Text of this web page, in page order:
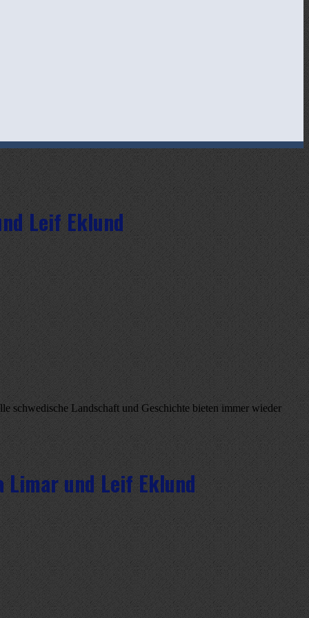
Leif Eklund
schwedische Landschaft und Geschichte bieten immer wieder
Limar und Leif Eklund